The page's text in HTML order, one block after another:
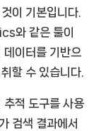
이 기본입니다.
와 같은 툴이
데이터를 기반으
할 수 있습니다.
추적 도구를 사용
검색 결과에서